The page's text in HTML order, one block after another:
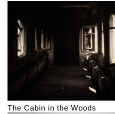
The Cabin in the Woods